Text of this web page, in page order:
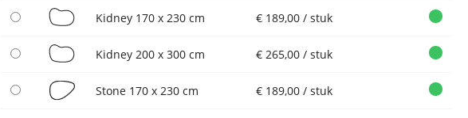
Kidney 170 x 230 cm € 189,00 / stuk
Kidney 200 x 300 cm € 265,00 / stuk
Stone 170 x 230 cm € 189,00 / stuk